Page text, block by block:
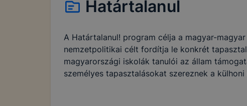
Határtalanul
A Határtalanul! program célja a magyar-
nemzetpolitikai célt fordítja le konkrét
magyarországi iskolák tanulói az állam
személyes tapasztalásokat szereznek a